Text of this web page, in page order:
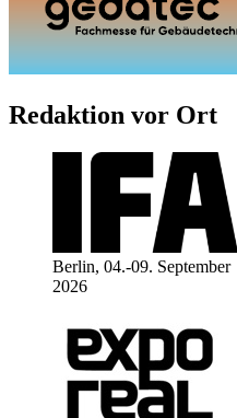
Redaktion vor Ort
Berlin, 04.-09. September
2026